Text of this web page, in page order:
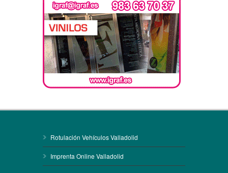
Rotulación Vehículos Valladolid
Imprenta Online Valladolid